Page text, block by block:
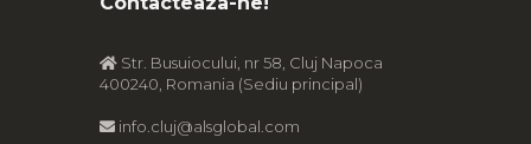
Str. Busuiocului, nr 58, Cluj Napoca
400240, Romania (Sediu principal)
info.cluj@alsglobal.com